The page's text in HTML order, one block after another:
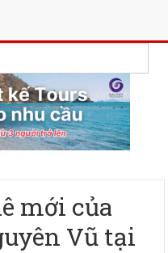
mới của
Vũ tại